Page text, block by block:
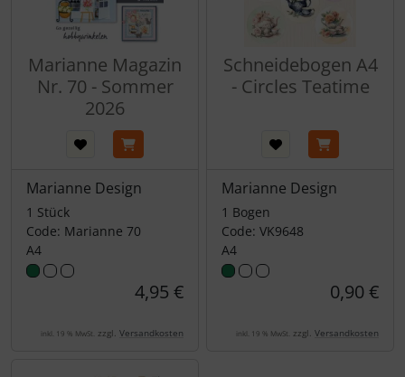
Marianne Magazin
Nr. 70 - Sommer
2026
Marianne Design
1 Stück
Code: Marianne 70
A4
4,95 €
inkl. 19 % MwSt. zzgl. Versandkosten
Schneidebogen A4
- Circles Teatime
Marianne Design
1 Bogen
Code: VK9648
A4
0,90 €
inkl. 19 % MwSt. zzgl. Versandkosten